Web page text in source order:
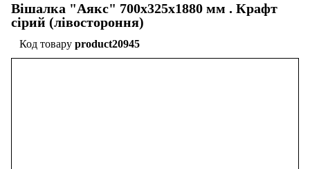
Вішалка "Аякс" 700x325x1880 мм . Крафт
сірий (лівостороння)
product20945